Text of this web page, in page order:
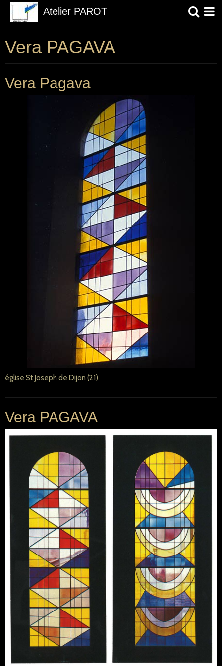
Atelier PAROT
Page d'accueil
Contact
Vera PAGAVA
Vera Pagava
église St Joseph de Dijon (21)
Vera PAGAVA